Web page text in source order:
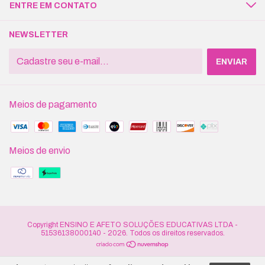
ENTRE EM CONTATO
NEWSLETTER
Meios de pagamento
Meios de envio
Copyright ENSINO E AFETO SOLUÇÕES EDUCATIVAS LTDA -
51536138000140 - 2026. Todos os direitos reservados.